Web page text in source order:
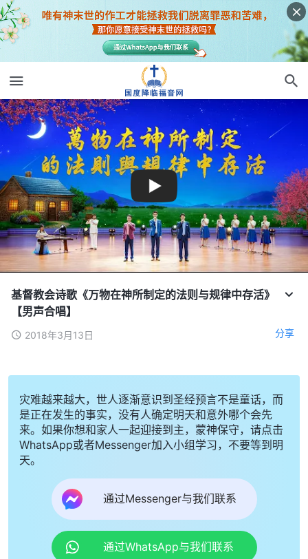
基督教会诗歌《万物在神所制定的法则与规律中存活》
【男声合唱】
2018年3月13日 分享
灾难越来越大，世人逐渐意识到圣经预言不是童话，而
是正在发生的事实，没有人确定明天和意外哪个会先
来。如果你想和家人一起迎接到主，蒙神保守，请点击
WhatsApp或者Messenger加入小组学习，不要等到明
天。
通过Messenger与我们联系
通过WhatsApp与我们联系